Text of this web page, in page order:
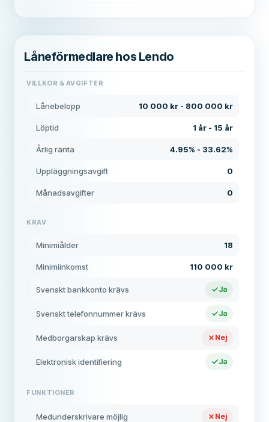
Låneförmedlare hos Lendo
VILLKOR & AVGIFTER
Lånebelopp 10 000 kr - 800 000 kr
Löptid 1 år - 15 år
Årlig ränta 4.95% - 33.62%
Uppläggningsavgift 0
Månadsavgifter 0
KRAV
Minimiålder 18
Minimiinkomst 110 000 kr
Svenskt bankkonto krävs Ja
Svenskt telefonnummer krävs Ja
Medborgarskap krävs Nej
Elektronisk identifiering Ja
FUNKTIONER
Medunderskrivare möjlig Nej